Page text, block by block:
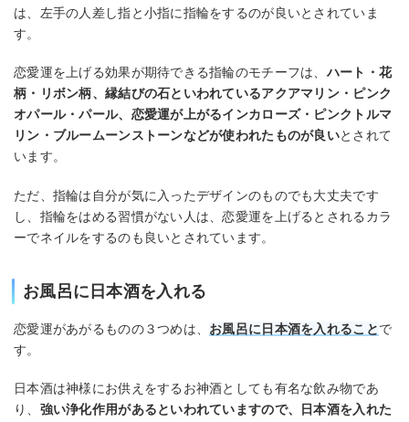
は、左手の人差し指と小指に指輪をするのが良いとされていま
す。
恋愛運を上げる効果が期待できる指輪のモチーフは、ハート・花
柄・リボン柄、縁結びの石といわれているアクアマリン・ピンク
オパール・パール、恋愛運が上がるインカローズ・ピンクトルマ
リン・ブルームーンストーンなどが使われたものが良いとされて
います。
ただ、指輪は自分が気に入ったデザインのものでも大丈夫です
し、指輪をはめる習慣がない人は、恋愛運を上げるとされるカラ
ーでネイルをするのも良いとされています。
お風呂に日本酒を入れる
恋愛運があがるものの３つめは、 お風呂に日本酒を入れることで
す。
日本酒は神様にお供えをするお神酒としても有名な飲み物であ
り、 強い浄化作用があるといわれていますので、日本酒を入れた